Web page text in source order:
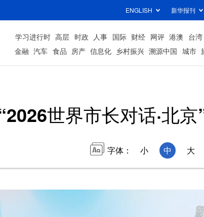
ENGLISH 新华报刊
学习进行时 高层 时政 人事 国际 财经 网评 港澳 台湾
金融 汽车 食品 房产 信息化 乡村振兴 溯源中国 城市
世界市长对话·北
字体： 小 中 大